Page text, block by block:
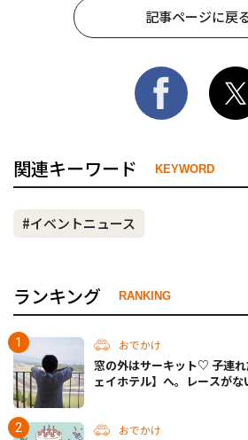
記事ページに戻
関連キーワード KEYWORD
#イベントニュース
ランキング RANKING
おでかけ
窓の外はサーキット♡ 子連
ェイホテル】へ。レースが
おでかけ